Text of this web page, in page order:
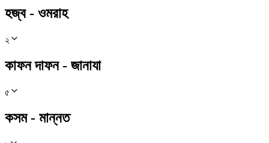
হজ্ব - ওমরাহ
২
কাফন দাফন - জানাযা
৫
কসম - মান্নত